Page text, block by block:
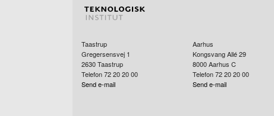
Taastrup
Gregersensvej 1
2630Taastrup
Telefon 72 20 20 00
Send e-mail
Aarhus
Kongsvang Allé 29
8000 Aarhus C
Telefon 72 20 20 00
Send e-mail